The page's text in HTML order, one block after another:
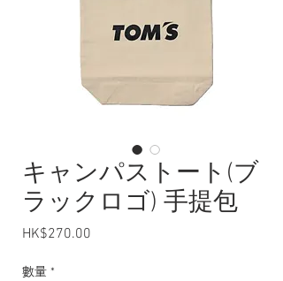
キャンパストート(ブ
ラックロゴ) 手提包
HK$270.00
數量 *